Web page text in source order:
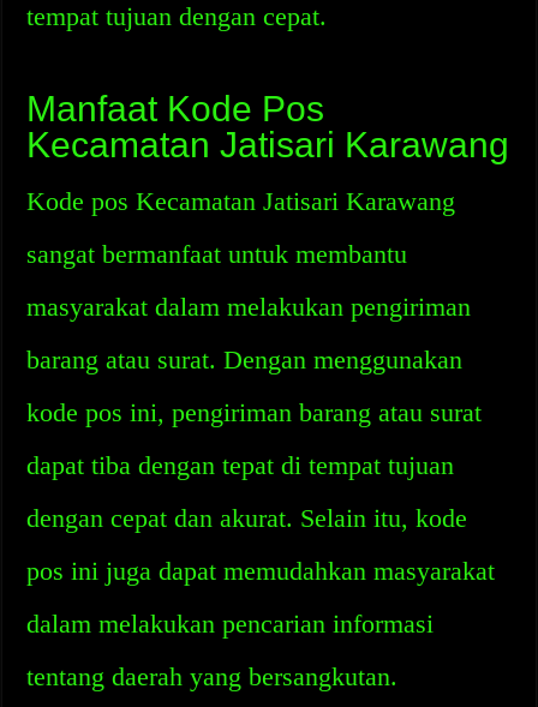
tempat tujuan dengan cepat.
Manfaat Kode Pos
Kecamatan Jatisari Karawang
Kode pos Kecamatan Jatisari Karawang
sangat bermanfaat untuk membantu
masyarakat dalam melakukan pengiriman
barang atau surat. Dengan menggunakan
kode pos ini, pengiriman barang atau surat
dapat tiba dengan tepat di tempat tujuan
dengan cepat dan akurat. Selain itu, kode
pos ini juga dapat memudahkan masyarakat
dalam melakukan pencarian informasi
tentang daerah yang bersangkutan.